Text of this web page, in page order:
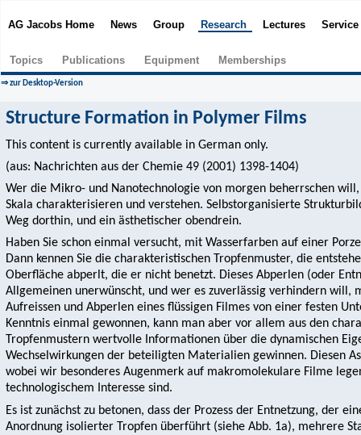
AG Jacobs Home News Group Research Lectures Service
Topics Publications Equipment Memberships
⇒ zur Desktop-Version
Structure Formation in Polymer Films
This content is currently available in German only.
(aus: Nachrichten aus der Chemie 49 (2001) 1398-1404)
Wer die Mikro- und Nanotechnologie von morgen beherrschen
Skala charakterisieren und verstehen. Selbstorganisierte
Weg dorthin, und ein ästhetischer obendrein.
Haben Sie schon einmal versucht, mit Wasserfarben auf einer
Dann kennen Sie die charakteristischen Tropfenmuster, die
Oberfläche abperlt, die er nicht benetzt. Dieses Abperlen (oder
Allgemeinen unerwünscht, und wer es zuverlässig verhindern will,
Aufreissen und Abperlen eines flüssigen Filmes von einer festen
Kenntnis einmal gewonnen, kann man aber vor allem aus den
Tropfenmustern wertvolle Informationen über die dynamischen
Wechselwirkungen der beteiligten Materialien gewinnen. Diesen
wobei wir besonderes Augenmerk auf makromolekulare Filme
technologischem Interesse sind.
Es ist zunächst zu betonen, dass der Prozess der Entnetzung, der
Anordnung isolierter Tropfen überführt (siehe Abb. 1a), mehrere